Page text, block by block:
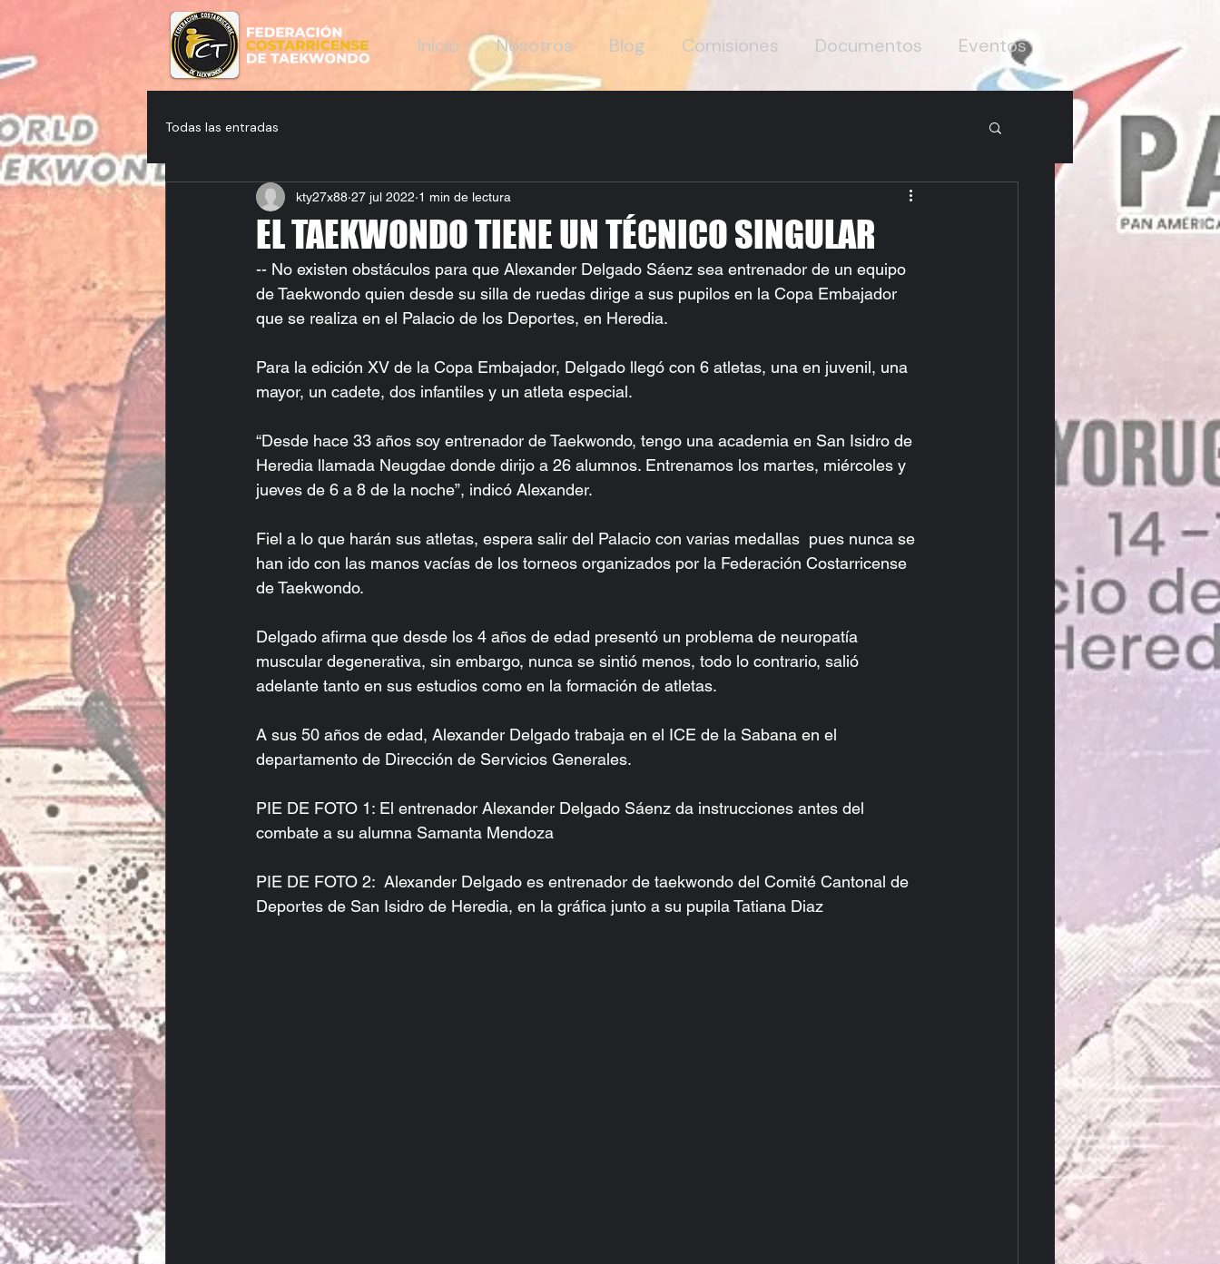
Inicio Nosotros Blog Comisiones Documentos Eventos
Todas las entradas
EL TAEKWONDO TIENE UN TÉCNICO SINGULAR
kty27x88 27 jul 2022 1 min de lectura
-- No existen obstáculos para que Alexander Delgado Sáenz sea entrenador de un equipo
de Taekwondo quien desde su silla de ruedas dirige a sus pupilos en la Copa Embajador
que se realiza en el Palacio de los Deportes, en Heredia.
Para la edición XV de la Copa Embajador, Delgado llegó con 6 atletas, una en juvenil, una
mayor, un cadete, dos infantiles y un atleta especial.
“Desde hace 33 años soy entrenador de Taekwondo, tengo una academia en San Isidro de
Heredia llamada Neugdae donde dirijo a 26 alumnos. Entrenamos los martes, miércoles y
jueves de 6 a 8 de la noche”, indicó Alexander.
Fiel a lo que harán sus atletas, espera salir del Palacio con varias medallas  pues nunca se
han ido con las manos vacías de los torneos organizados por la Federación Costarricense
de Taekwondo.
Delgado afirma que desde los 4 años de edad presentó un problema de neuropatía
muscular degenerativa, sin embargo, nunca se sintió menos, todo lo contrario, salió
adelante tanto en sus estudios como en la formación de atletas.
A sus 50 años de edad, Alexander Delgado trabaja en el ICE de la Sabana en el
departamento de Dirección de Servicios Generales.
PIE DE FOTO 1: El entrenador Alexander Delgado Sáenz da instrucciones antes del
combate a su alumna Samanta Mendoza
PIE DE FOTO 2:  Alexander Delgado es entrenador de taekwondo del Comité Cantonal de
Deportes de San Isidro de Heredia, en la gráfica junto a su pupila Tatiana Diaz